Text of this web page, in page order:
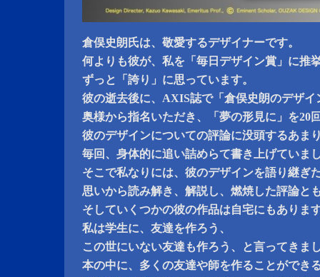
倉俣史朗氏は、敬愛するデザイナーです。
何よりも彼が、私を「毎日デザイン賞」に推
ずっと「誇り」に思っています。
彼の逝去後に、AXIS誌で「倉俣史朗のデザイ
奥様から指名いただき、「夢の形見に」を20
彼のデザインについての評論に没頭するあま
毎回、身体的に追い詰めらて書き上げていま
そこで私なりには、彼のデザインを語り継ぎ
思いから読み解き、解説し、燃焼した評論と
そしていくつかの彼の作品は自宅にもありま
私は学生に、友達を作ろう、
この世にいない友達も作ろう、と言ってきま
本の中に、多くの友達や師を作ることができ